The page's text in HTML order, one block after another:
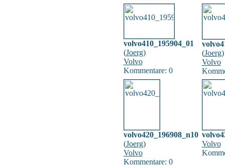
volvo410_195904_01
(Joerg)
Volvo
Kommentare: 0
(Joerg)
Volvo
volvo420_196908_n10
(Joerg)
Volvo
Kommentare: 0
Volvo